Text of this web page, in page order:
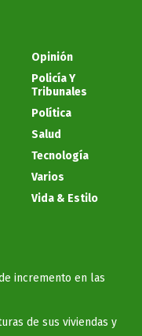
Opinión
Policía Y
Tribunales
Política
Salud
Tecnología
Varios
Vida & Estilo
incremento en las
de sus viviendas y